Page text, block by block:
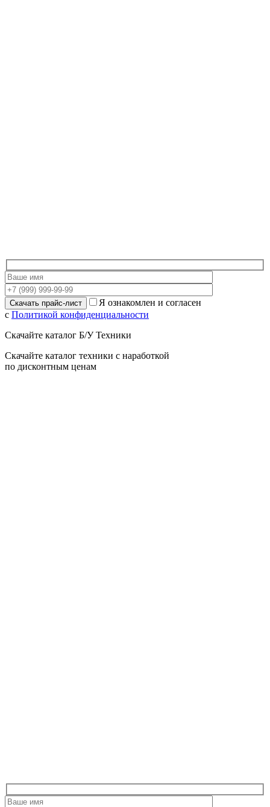
Я ознакомлен и согласен
с Политикой конфиденциальности
Скачайте каталог Б/У Техники
Скачайте каталог техники с наработкой
по дисконтным ценам